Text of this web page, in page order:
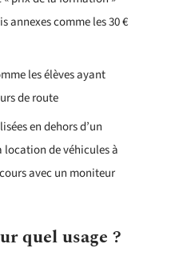
annexes comme les 30 €
les élèves ayant
de route
en dehors d’un
de véhicules à
avec un moniteur
quel usage ?